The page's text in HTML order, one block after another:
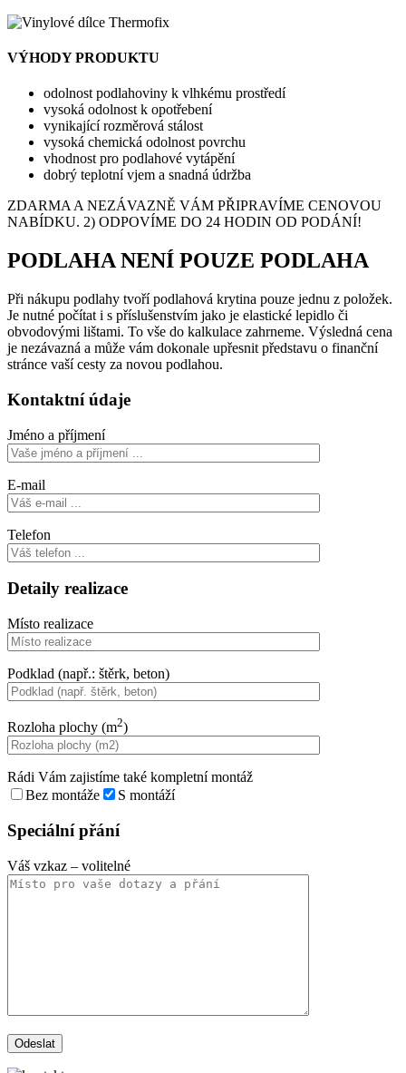
VÝHODY PRODUKTU
odolnost podlahoviny k vlhkému prostředí
vysoká odolnost k opotřebení
vynikající rozměrová stálost
vysoká chemická odolnost povrchu
vhodnost pro podlahové vytápění
dobrý teplotní vjem a snadná údržba
ZDARMA A NEZÁVAZNĚ VÁM PŘIPRAVÍME CENOVOU
NABÍDKU. 2) ODPOVÍME DO 24 HODIN OD PODÁNÍ!
PODLAHA NENÍ POUZE PODLAHA
Při nákupu podlahy tvoří podlahová krytina pouze jednu z položek.
Je nutné počítat i s příslušenstvím jako je elastické lepidlo či
obvodovými lištami. To vše do kalkulace zahrneme. Výsledná cena
je nezávazná a může vám dokonale upřesnit představu o finanční
stránce vaší cesty za novou podlahou.
Kontaktní údaje
Jméno a příjmení
E-mail
Telefon
Detaily realizace
Místo realizace
Podklad (např.: štěrk, beton)
Rozloha plochy (m2)
Rádi Vám zajistíme také kompletní montáž
Bez montáže
S montáží
Speciální přání
Váš vzkaz – volitelné